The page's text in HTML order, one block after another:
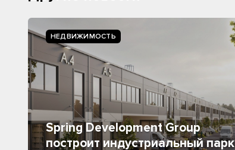
НЕДВИЖИМОСТЬ
Spring Development Group
построит индустриальный парк